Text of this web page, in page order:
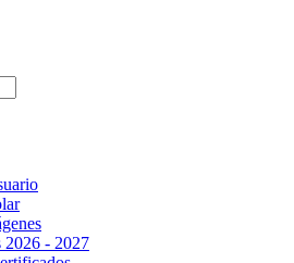
2026 - 2027